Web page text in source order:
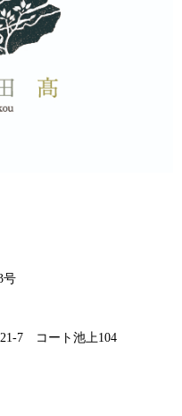
号
7 コート池上104